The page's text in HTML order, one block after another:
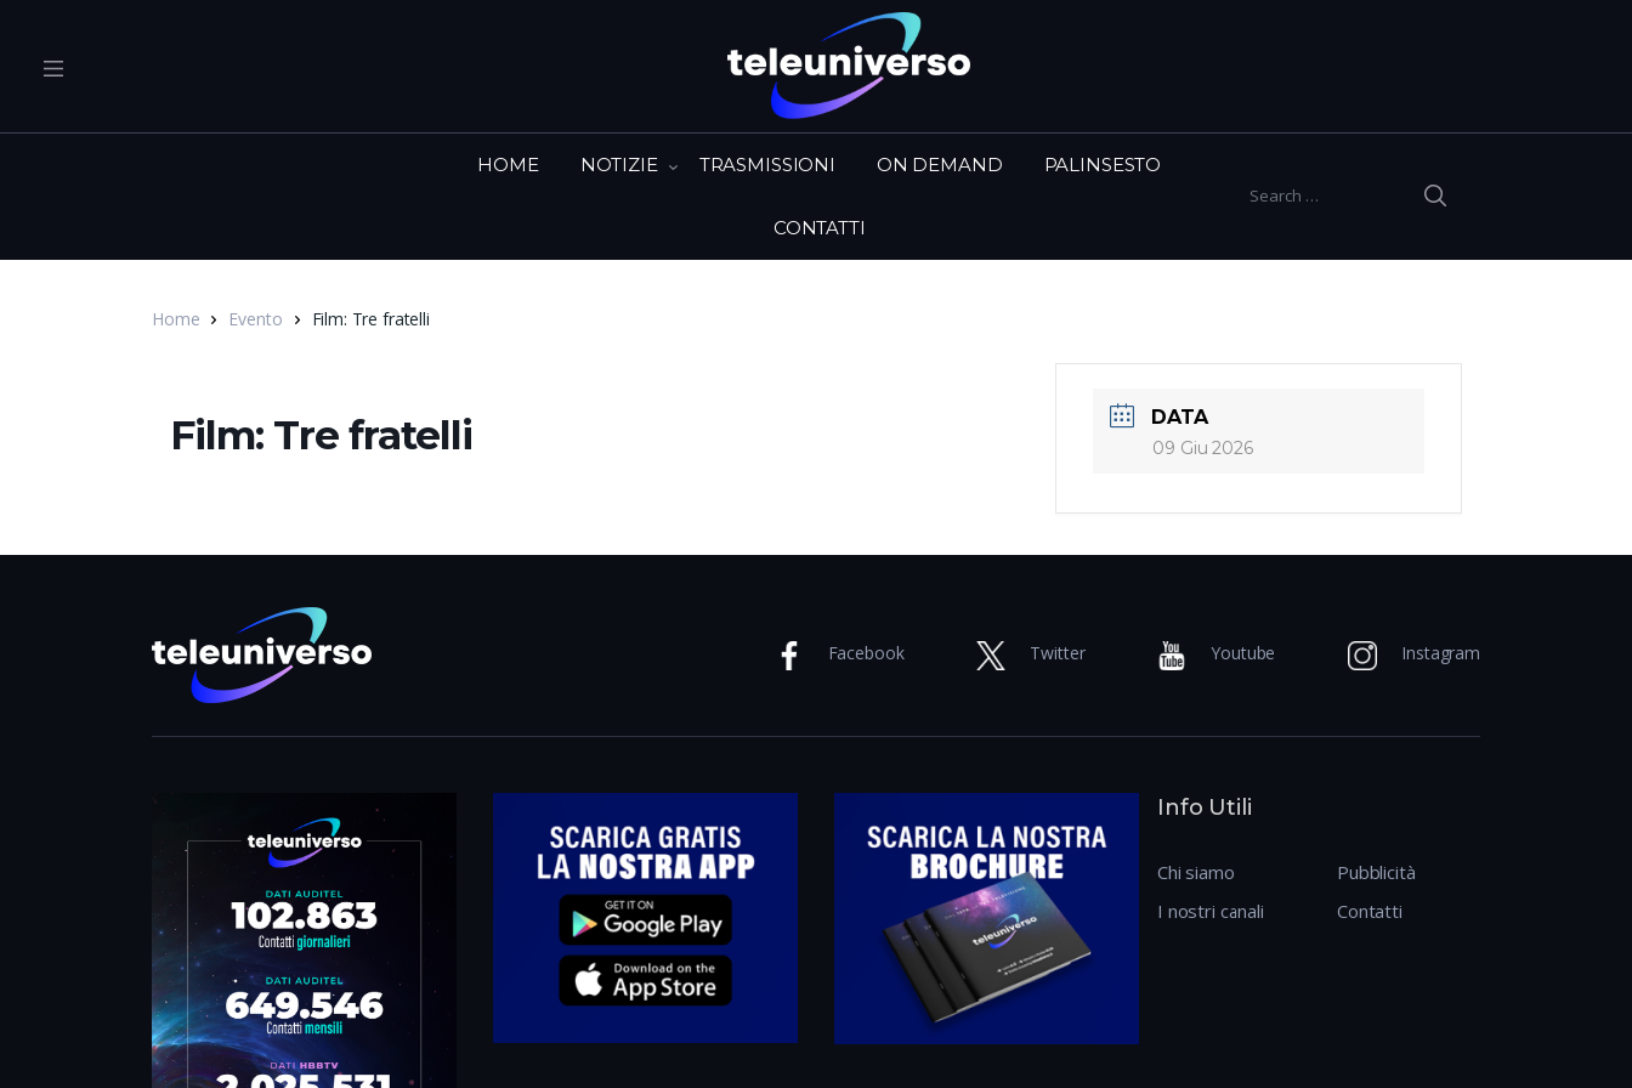
Search for:
HOME NOTIZIE TRASMISSIONI ON DEMAND PALINSESTO
CONTATTI
Home Evento Film: Tre fratelli
Film: Tre fratelli DATA
09 Giu 2026
Facebook Twitter Youtube Instagram
Info Utili
Chi siamo
I nostri canali
Pubblicità
Contatti